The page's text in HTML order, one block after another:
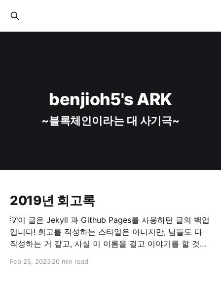
benjioh5's ARK
~블록체인이라는 대 사기극~
2019년 회고록
💡이 글은 Jekyll 과 Github Pages를 사용하던 글의 백업
입니다! 회고를 작성하는 스타일은 아니지만, 남들도 다
작성하는 거 같고, 사실 이 이름을 걸고 이야기를 할 것들
(무려 2020년이 된 다음에!) 2020년이 되어버렸다. 90년
Feb 25, 202320 min read